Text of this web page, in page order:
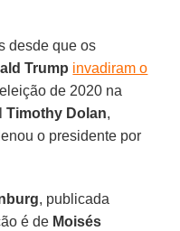
desde que os
Trump invadiram o
de 2020 na
Timothy Dolan,
o presidente por
, publicada
é de Moisés